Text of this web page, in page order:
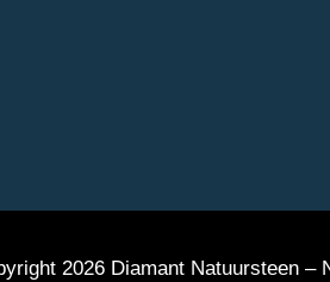
2026 Diamant Natuursteen –